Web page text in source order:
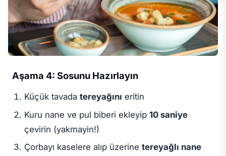
Aşama 4: Sosunu Hazırlayın
Küçük tavada tereyağını eritin
Kuru nane ve pul biberi ekleyip 10 saniye
çevirin (yakmayin!)
Çorbayı kaselere alıp üzerine tereyağlı nane